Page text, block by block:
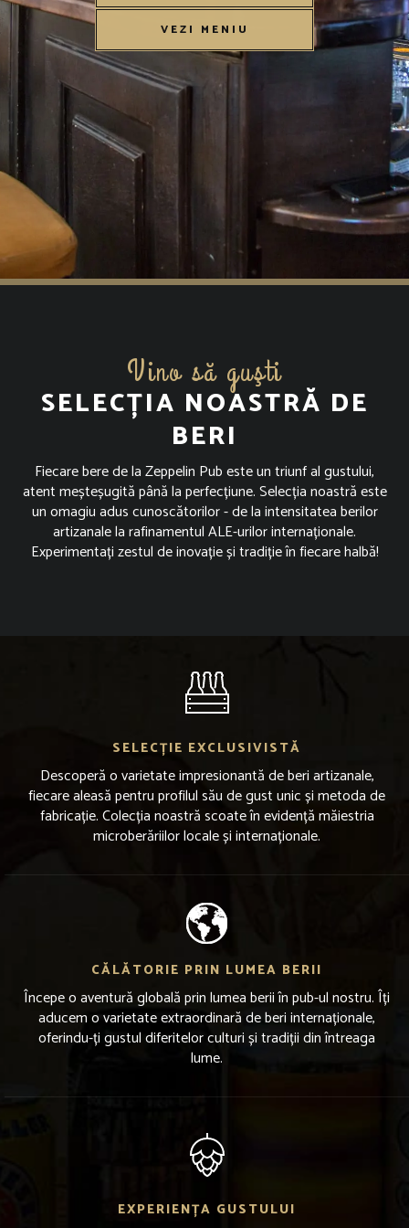
VEZI MENIU
Vino să guşti
SELECȚIA NOASTRĂ DE
BERI
Fiecare bere de la Zeppelin Pub este un triunf al gustului,
atent meșteșugită până la perfecțiune. Selecția noastră este
un omagiu adus cunoscătorilor - de la intensitatea berilor
artizanale la rafinamentul ALE-urilor internaționale.
Experimentați zestul de inovație și tradiție în fiecare halbă!
SELECȚIE EXCLUSIVISTĂ
Descoperă o varietate impresionantă de beri artizanale,
fiecare aleasă pentru profilul său de gust unic și metoda de
fabricație. Colecția noastră scoate în evidență măiestria
microberăriilor locale și internaționale.
CĂLĂTORIE PRIN LUMEA BERII
Începe o aventură globală prin lumea berii în pub-ul nostru. Îți
aducem o varietate extraordinară de beri internaționale,
oferindu-ți gustul diferitelor culturi și tradiții din întreaga
lume.
EXPERIENȚA GUSTULUI